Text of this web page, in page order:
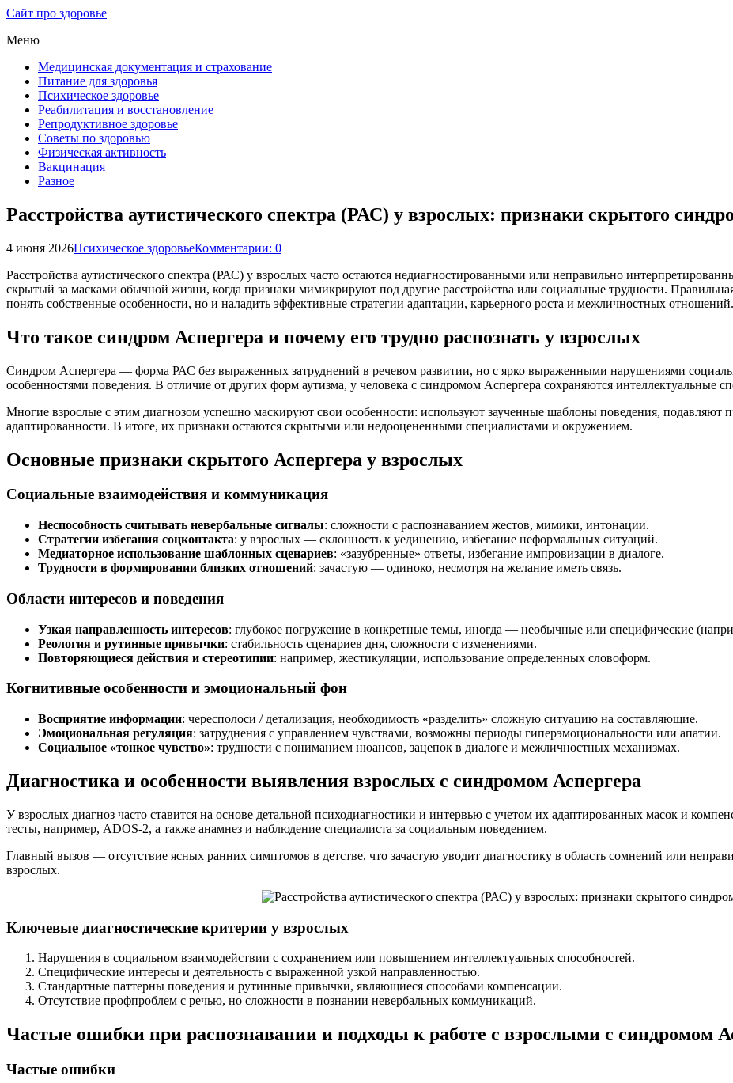
Сайт про здоровье
Меню
Медицинская документация и страхование
Питание для здоровья
Психическое здоровье
Реабилитация и восстановление
Репродуктивное здоровье
Советы по здоровью
Физическая активность
Вакцинация
Разное
Расстройства аутистического спектра (РАС) у взрослых: признаки скрытого
4 июня 2026Психическое здоровьеКомментарии: 0
Расстройства аутистического спектра (РАС) у взрослых часто остаются недиагностированными или неправильно
скрытый за масками обычной жизни, когда признаки мимикрируют под другие расстройства или социальные трудности.
понять собственные особенности, но и наладить эффективные стратегии адаптации, карьерного роста и межличностных отношений.
Что такое синдром Аспергера и почему его трудно распознать у взрослых
Синдром Аспергера — форма РАС без выраженных затруднений в речевом развитии, но с ярко выраженными нарушениями
особенностями поведения. В отличие от других форм аутизма, у человека с синдромом Аспергера сохраняются
Многие взрослые с этим диагнозом успешно маскируют свои особенности: используют заученные шаблоны поведения, подавляют
адаптированности. В итоге, их признаки остаются скрытыми или недооцененными специалистами и окружением.
Основные признаки скрытого Аспергера у взрослых
Социальные взаимодействия и коммуникация
Неспособность считывать невербальные сигналы: сложности с распознаванием жестов, мимики, интонации.
Стратегии избегания соцконтакта: у взрослых — склонность к уединению, избегание неформальных ситуаций.
Медиаторное использование шаблонных сценариев: «зазубренные» ответы, избегание импровизации в диалоге.
Трудности в формировании близких отношений: зачастую — одиноко, несмотря на желание иметь связь.
Области интересов и поведения
Узкая направленность интересов: глубокое погружение в конкретные темы, иногда — необычные или специфические
Реология и рутинные привычки: стабильность сценариев дня, сложности с изменениями.
Повторяющиеся действия и стереотипии: например, жестикуляции, использование определенных словоформ.
Когнитивные особенности и эмоциональный фон
Восприятие информации: чересполоси / детализация, необходимость «разделить» сложную ситуацию на составляющие.
Эмоциональная регуляция: затруднения с управлением чувствами, возможны периоды гиперэмоциональности или апатии.
Социальное «тонкое чувство»: трудности с пониманием нюансов, зацепок в диалоге и межличностных механизмах.
Диагностика и особенности выявления взрослых с синдромом Аспергера
У взрослых диагноз часто ставится на основе детальной психодиагностики и интервью с учетом их адаптированных масок и
тесты, например, ADOS-2, а также анамнез и наблюдение специалиста за социальным поведением.
Главный вызов — отсутствие ясных ранних симптомов в детстве, что зачастую уводит диагностику в область сомнений или
взрослых.
Ключевые диагностические критерии у взрослых
Нарушения в социальном взаимодействии с сохранением или повышением интеллектуальных способностей.
Специфические интересы и деятельность с выраженной узкой направленностью.
Стандартные паттерны поведения и рутинные привычки, являющиеся способами компенсации.
Отсутствие профпроблем с речью, но сложности в познании невербальных коммуникаций.
Частые ошибки при распознавании и подходы к работе с взрослыми с синдромом
Частые ошибки